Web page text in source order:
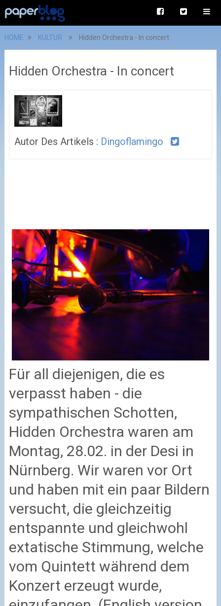
HOME KULTUR Hidden Orchestra - In concert
Hidden Orchestra - In concert
Autor Des Artikels : Dingoflamingo
Für all diejenigen, die es
verpasst haben - die
sympathischen Schotten,
Hidden Orchestra waren am
Montag, 28.02. in der Desi in
Nürnberg. Wir waren vor Ort
und haben mit ein paar Bildern
versucht, die gleichzeitig
entspannte und gleichwohl
extatische Stimmung, welche
vom Quintett während dem
Konzert erzeugt wurde,